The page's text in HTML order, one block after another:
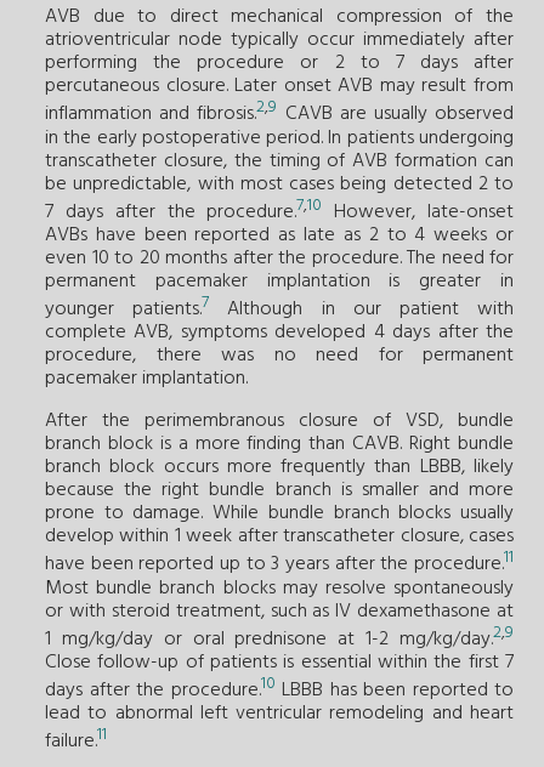
AVB due to direct mechanical compression of the
atrioventricular node typically occur immediately after
performing the procedure or 2 to 7 days after
percutaneous closure. Later onset AVB may result from
inflammation and fibrosis.2,9 CAVB are usually observed
in the early postoperative period. In patients undergoing
transcatheter closure, the timing of AVB formation can
be unpredictable, with most cases being detected 2 to
7 days after the procedure.7,10 However, late-onset
AVBs have been reported as late as 2 to 4 weeks or
even 10 to 20 months after the procedure. The need for
permanent pacemaker implantation is greater in
younger patients.7 Although in our patient with
complete AVB, symptoms developed 4 days after the
procedure, there was no need for permanent
pacemaker implantation.
After the perimembranous closure of VSD, bundle
branch block is a more finding than CAVB. Right bundle
branch block occurs more frequently than LBBB, likely
because the right bundle branch is smaller and more
prone to damage. While bundle branch blocks usually
develop within 1 week after transcatheter closure, cases
have been reported up to 3 years after the procedure.11
Most bundle branch blocks may resolve spontaneously
or with steroid treatment, such as IV dexamethasone at
1 mg/kg/day or oral prednisone at 1-2 mg/kg/day.2,9
Close follow-up of patients is essential within the first 7
days after the procedure.10 LBBB has been reported to
lead to abnormal left ventricular remodeling and heart
failure.11